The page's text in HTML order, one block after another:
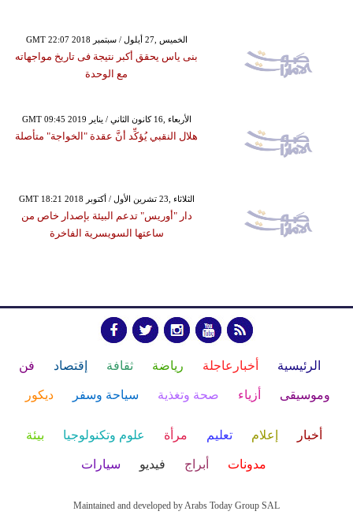
GMT 22:07 2018 الخميس ,27 أيلول / سبتمبر
بنى ياس يحقق أكبر نتيجة فى تاريخ مواجهاته
مع الوحدة
GMT 09:45 2019 الأربعاء ,16 كانون الثاني / يناير
هلال النقبي يُؤكِّد أنَّ عقدة "الخواجة" متأصلة
GMT 18:21 2018 الثلاثاء ,23 تشرين الأول / أكتوبر
دار "أوريس" تدعم البيئة بإصدار خاص من
ساعتها السويسرية الفاخرة
الرئيسية أخبارعاجلة رياضة ثقافة إقتصاد فن
وموسيقى أزياء صحة وتغذية سياحة وسفر ديكور
أخبار إعلام تعليم مرأة علوم وتكنولوجيا بيئة
مدونات أبراج فيديو سيارات
Maintained and developed by Arabs Today Group SAL